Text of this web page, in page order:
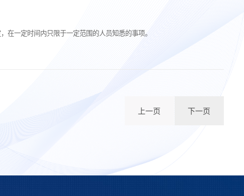
在一定时间内只限于一定范围的人员知悉的事项。
上一页 下一页